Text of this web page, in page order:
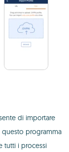
di importare
questo programma
tutti i processi